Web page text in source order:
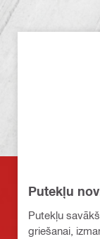
Putekļu
Putekļu
griešanai,